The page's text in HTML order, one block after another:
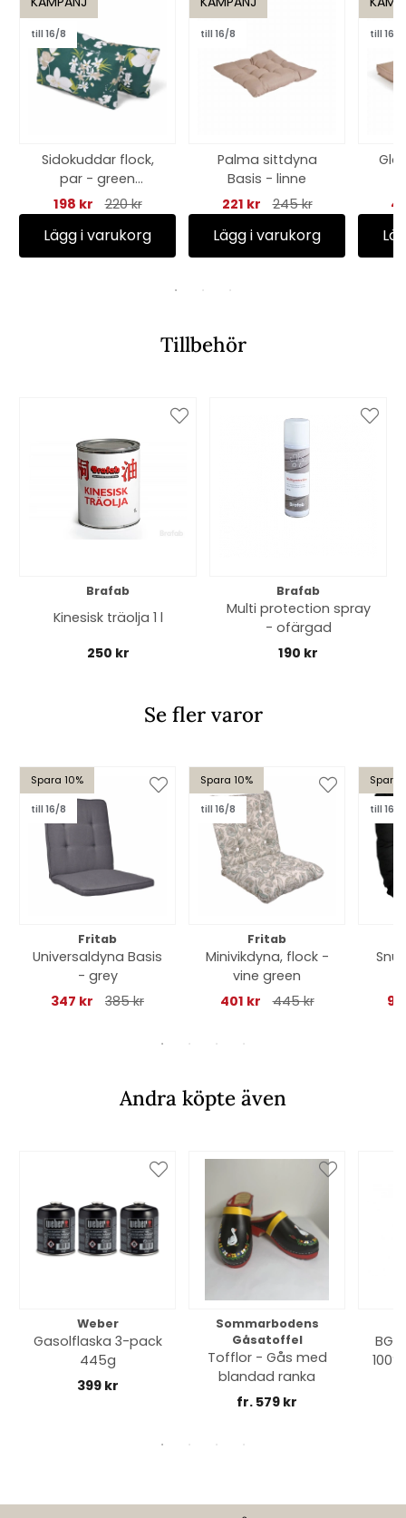
till 16/8
Sidokuddar flock,
par - green
botanical
198 kr 220 kr
Lägg i varukorg
till 16/8
Palma sittdyna
Basis - linne
221 kr
245 kr
Lägg i varukorg
till 16/8
Tillbehör
Brafab
Kinesisk träolja 1 l
250 kr
Brafab
Multi protection spray
- ofärgad
190 kr
Se fler varor
Spara 10%
till 16/8
Fritab
Universaldyna Basis
- grey
347 kr
385 kr
Spara 10%
till 16/8
Fritab
Minivikdyna, flock -
vine green
401 kr
445 kr
Spara
till 16/8
Andra köpte även
Weber
Gasolflaska 3-pack
445g
399 kr
Sommarbodens
Gåsatoffel
Tofflor - Gås med
blandad ranka
fr. 579 kr